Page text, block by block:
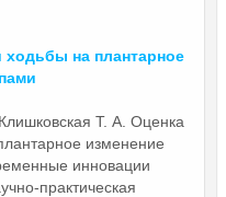
ходьбы на плантарное
Т. А. Оценка
изменение
инновации
практическая